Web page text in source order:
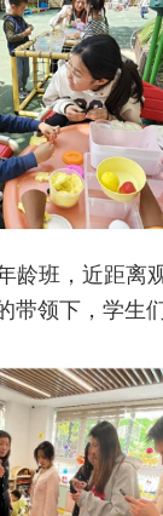
龄班，近距离
带领下，学生